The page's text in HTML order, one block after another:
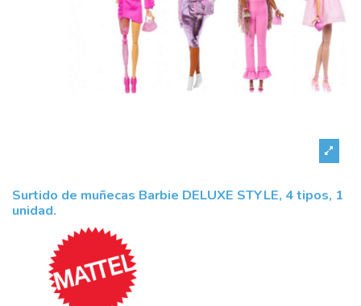
Surtido de muñecas Barbie DELUXE STYLE, 4 tipos, 1
unidad.